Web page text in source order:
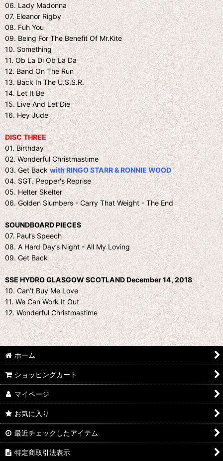
06. Lady Madonna
07. Eleanor Rigby
08. Fuh You
09. Being For The Benefit Of Mr.Kite
10. Something
11. Ob La Di Ob La Da
12. Band On The Run
13. Back In The U.S.S.R.
14. Let It Be
15. Live And Let Die
16. Hey Jude
DISC THREE
01. Birthday
02. Wonderful Christmastime
03. Get Backwith RINGO STARR & RONNIE WOOD
04. SGT. Pepper's Reprise
05. Helter Skelter
06. Golden Slumbers - Carry That Weight - The End
SOUNDBOARD PIECES
07. Paul’s Speech
08. A Hard Day’s Night - All My Loving
09. Get Back
SSE HYDRO GLASGOW SCOTLAND December 14, 2018
10. Can’t Buy Me Love
11. We Can Work It Out
12. Wonderful Christmastime
ホーム
ショッピングカート
マイページ
お気に入り
最近チェックしたアイテム
特定商取引法表示